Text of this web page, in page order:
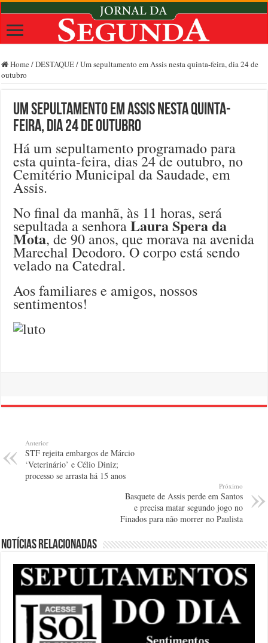
Home /DESTAQUE/Um sepultamento em Assis nesta quinta-feira, dia 24 de
outubro
Um sepultamento em Assis nesta quinta-
feira, dia 24 de outubro
Há um sepultamento programado para
esta quinta-feira, dias 24 de outubro, no
Cemitério Municipal da Saudade, em
Assis.
No final da manhã, às 11 horas, será
sepultada a senhoraLaura Spera da
Mota, de 90 anos, que morava na avenida
Marechal Deodoro. O corpo está sendo
velado na Catedral.
Aos familiares e amigos, nossos
sentimentos!
Anterior
STF rejeita embargos de Márcio
‘Veterinário’ e Célio Diniz;
processo se arrasta há 15 anos
Próximo
Basquete de Assis perde em Santos
e precisa matar segundo jogo no
Finados para não morrer no Paulista
Notícias relacionadas